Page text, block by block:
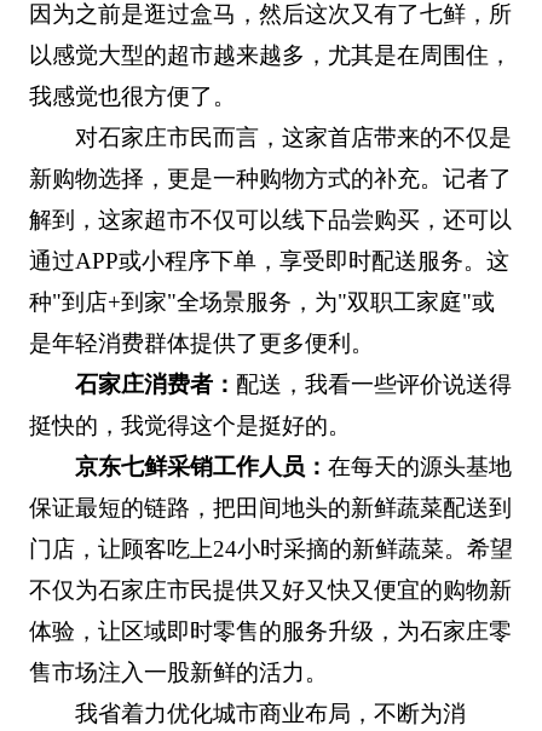
因为之前是逛过盒马，然后这次又有了七鲜，所
以感觉大型的超市越来越多，尤其是在周围住，
我感觉也很方便了。
对石家庄市民而言，这家首店带来的不仅是
新购物选择，更是一种购物方式的补充。记者了
解到，这家超市不仅可以线下品尝购买，还可以
通过APP或小程序下单，享受即时配送服务。这
种"到店+到家"全场景服务，为"双职工家庭"或
是年轻消费群体提供了更多便利。
石家庄消费者： 配送，我看一些评价说送得
挺快的，我觉得这个是挺好的。
京东七鲜采销工作人员：在每天的源头基地
保证最短的链路，把田间地头的新鲜蔬菜配送到
门店，让顾客吃上24小时采摘的新鲜蔬菜。希望
不仅为石家庄市民提供又好又快又便宜的购物新
体验，让区域即时零售的服务升级，为石家庄零
售市场注入一股新鲜的活力。
我省着力优化城市商业布局，不断为消